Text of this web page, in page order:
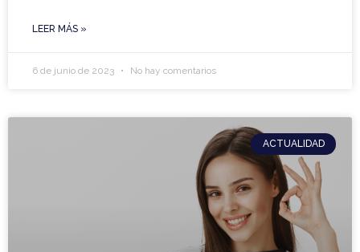
LEER MÁS »
6 de junio de 2023 No hay comentarios
ACTUALIDAD